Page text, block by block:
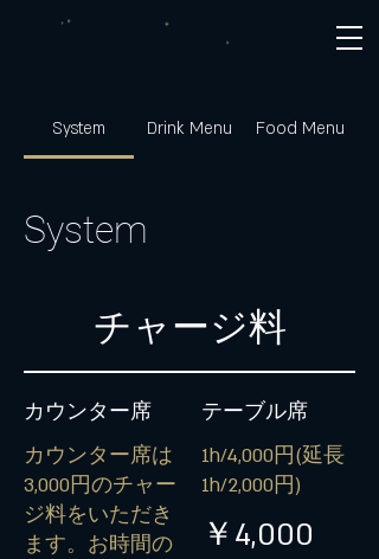
System Drink Menu Food Menu
System
チャージ料
カウンター席
カウンター席は
3,000円のチャー
ジ料をいただき
ます。お時間の
テーブル席
1h/4,000円(延長
1h/2,000円)
￥4,000